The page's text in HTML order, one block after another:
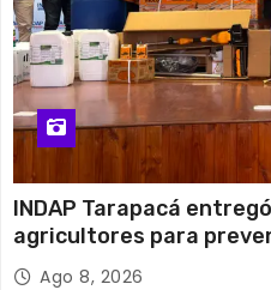
INDAP Tarapacá
agricultores para
en Pica
Ago 8, 2026